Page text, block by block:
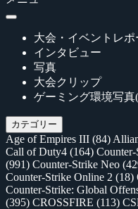
大会・イベントレポ
インタビュー
写真
大会クリップ
ゲーミング環境写真
カテゴリー
Age of Empires III (84)
Call of Duty4 (164)
(991) Counter-Strike Neo
Counter-Strike Online 2 (18)
Counter-Strike: Global
(395) CROSSFIRE (113)